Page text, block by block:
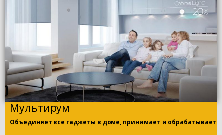
Мультирум
Объединяет все гаджеты в доме, принимает и обрабатывает